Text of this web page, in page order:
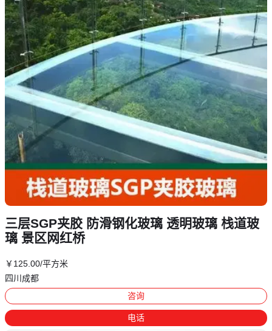
三层SGP夹胶 防滑钢化玻璃 透明玻璃 栈道玻
璃 景区网红桥
￥ 125 .00/平方米
四川成都
咨询
电话